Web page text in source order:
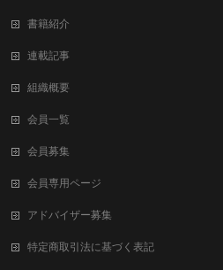
書籍紹介
連載記事
組織概要
会員一覧
会員募集
会員専用ページ
アドバイザー募集
特定商取引法に基づく表記